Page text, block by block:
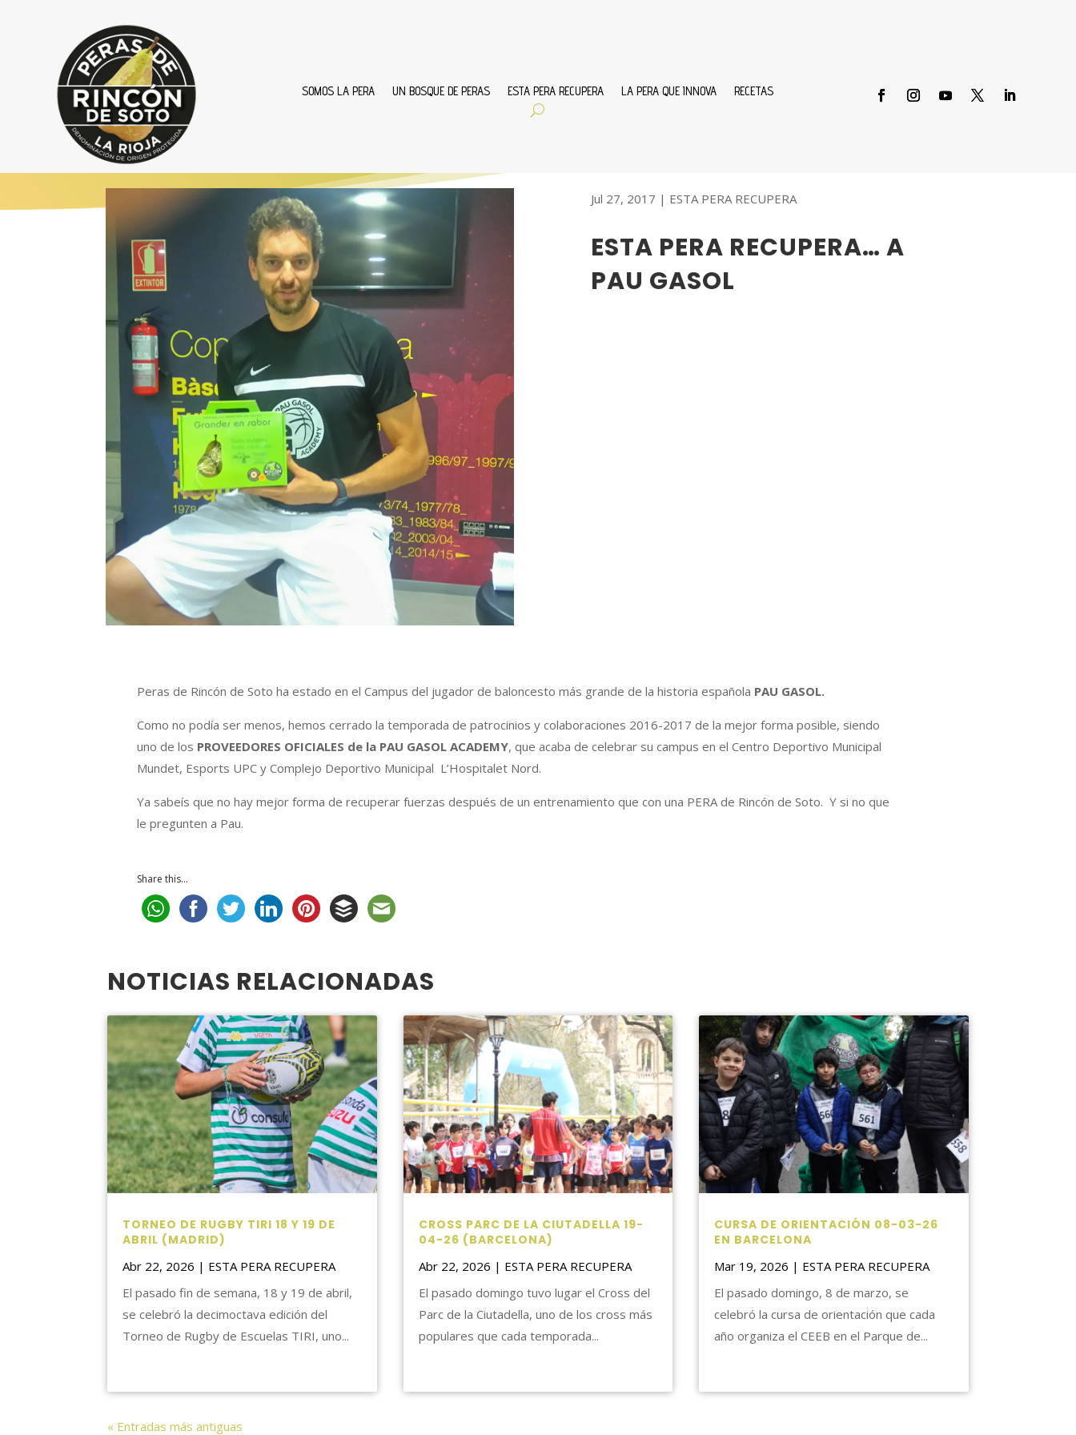
SOMOS LA PERA UN BOSQUE DE PERAS ESTA PERA RECUPERA LA PERA QUE INNOVA RECETAS
Jul 27, 2017 | ESTA PERA RECUPERA
ESTA PERA RECUPERA… A
PAU GASOL
Peras de Rincón de Soto ha estado en el Campus del jugador de baloncesto más grande de la historia española PAU GASOL.
Como no podía ser menos, hemos cerrado la temporada de patrocinios y colaboraciones 2016-2017 de la mejor forma posible, siendo
uno de los PROVEEDORES OFICIALES de la PAU GASOL ACADEMY, que acaba de celebrar su campus en el Centro Deportivo Municipal
Mundet, Esports UPC y Complejo Deportivo Municipal L’Hospitalet Nord.
Ya sabeís que no hay mejor forma de recuperar fuerzas después de un entrenamiento que con una PERA de Rincón de Soto. Y si no que
le pregunten a Pau.
Share this...
NOTICIAS RELACIONADAS
TORNEO DE RUGBY TIRI 18 Y 19 DE
ABRIL (MADRID)
Abr 22, 2026 | ESTA PERA RECUPERA
El pasado fin de semana, 18 y 19 de abril,
se celebró la decimoctava edición del
Torneo de Rugby de Escuelas TIRI, uno...
CROSS PARC DE LA CIUTADELLA 19-
04-26 (BARCELONA)
Abr 22, 2026 | ESTA PERA RECUPERA
El pasado domingo tuvo lugar el Cross del
Parc de la Ciutadella, uno de los cross más
populares que cada temporada...
CURSA DE ORIENTACIÓN 08-03-26
EN BARCELONA
Mar 19, 2026 | ESTA PERA RECUPERA
El pasado domingo, 8 de marzo, se
celebró la cursa de orientación que cada
año organiza el CEEB en el Parque de...
« Entradas más antiguas